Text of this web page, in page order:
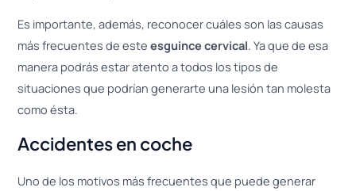
Es importante, además, reconocer cuáles son las causas
más frecuentes de esteesguince cervical. Ya que de esa
manera podrás estar atento a todos los tipos de
situaciones que podrían generarte una lesión tan molesta
como ésta.
Accidentes en coche
Uno de los motivos más frecuentes que puede generar